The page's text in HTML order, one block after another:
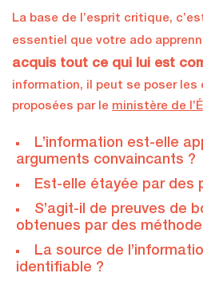
La base de l’esprit critique,
essentiel que votre ado
acquis tout ce qui lui est
information, il peut se poser
proposées par le ministère de
L’information est-elle
arguments convaincants ?
Est-elle étayée par des
S’agit-il de preuves de
obtenues par des
La source de
identifiable ?